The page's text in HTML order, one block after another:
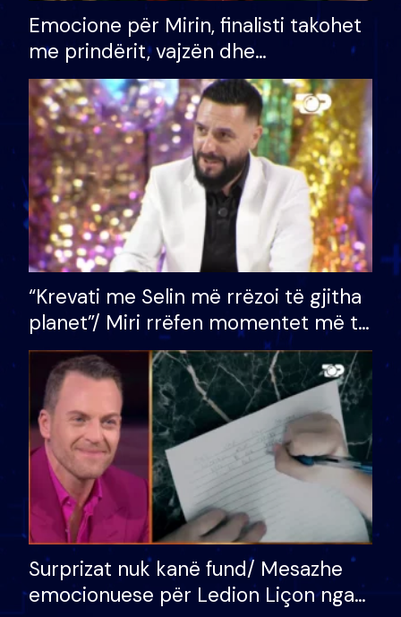
Emocione për Mirin, finalisti takohet
me prindërit, vajzën dhe
bashkëshorten: S’kemi ndonjë letër
divorci apo jo?
“Krevati me Selin më rrëzoi të gjitha
planet”/ Miri rrëfen momentet më të
bukura në shtëpinë e BB VIP: Do më
mungojë zilja e mëngjesit kur…
Surprizat nuk kanë fund/ Mesazhe
emocionuese për Ledion Liçon nga